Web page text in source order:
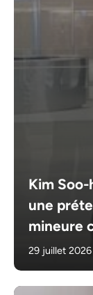
Kim
une
mineure
29 juillet 2026